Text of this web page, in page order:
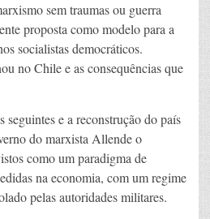
sem traumas ou guerra
proposta como modelo para a
socialistas democráticos.
no Chile e as consequências que
seguintes e a reconstrução do país
do marxista Allende o
como um paradigma de
na economia, com um regime
pelas autoridades militares.